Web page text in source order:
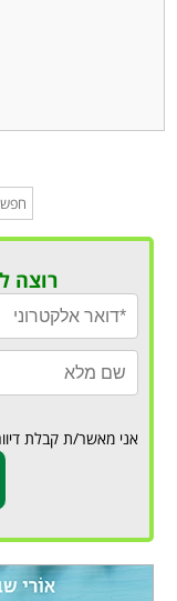
רוצה
אני מאשר/ת קבלת